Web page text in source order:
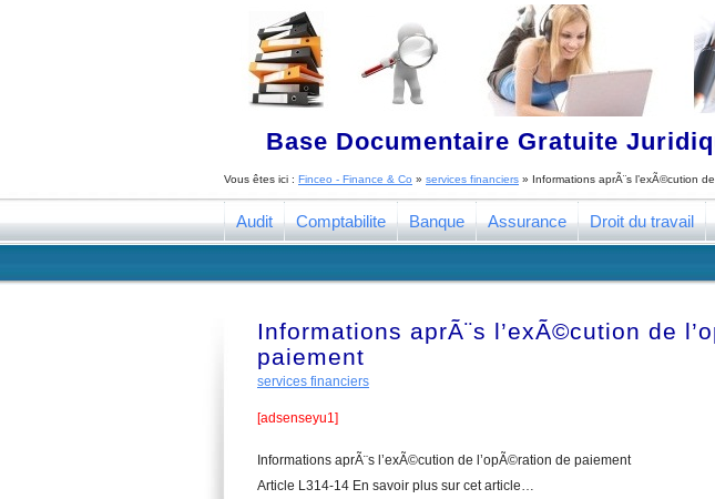
Base Documentaire Gratuite
Vous êtes ici : Finceo - Finance & Co » services financiers » Informations aprÃ¨s l’exÃ©cution
Audit Comptabilite Banque Assurance Droit du travail
Informations aprÃ¨s l’exÃ©cution de
paiement
services financiers
[adsenseyu1]
Informations aprÃ¨s l’exÃ©cution de l’opÃ©ration de paiement
Article L314-14 En savoir plus sur cet article…